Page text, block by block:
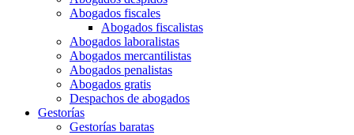
Abogados fiscales
Abogados fiscalistas
Abogados laboralistas
Abogados mercantilistas
Abogados penalistas
Abogados gratis
Despachos de abogados
Gestorías
Gestorías baratas